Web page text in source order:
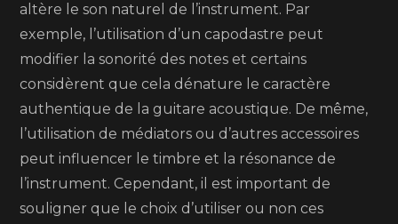
altère le son naturel de l’instrument. Par
exemple, l’utilisation d’un capodastre peut
modifier la sonorité des notes et certains
considèrent que cela dénature le caractère
authentique de la guitare acoustique. De même,
l’utilisation de médiators ou d’autres accessoires
peut influencer le timbre et la résonance de
l’instrument. Cependant, il est important de
souligner que le choix d’utiliser ou non ces